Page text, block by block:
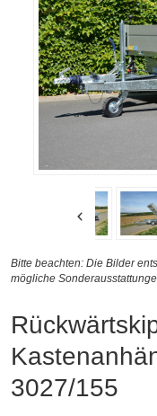
Bitte beachten: Die Bilder
mögliche
3027/155